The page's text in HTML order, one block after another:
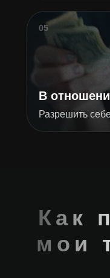
В
Разрешить
05
Как
мои